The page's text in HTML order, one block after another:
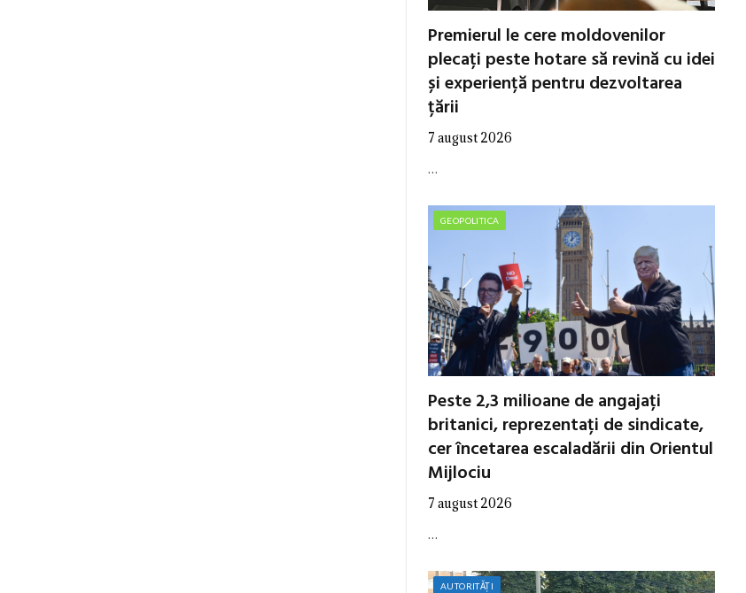
Premierul le cere moldovenilor
plecați peste hotare să revină cu idei
și experiență pentru dezvoltarea
țării
7 august 2026
…
GEOPOLITICA
Peste 2,3 milioane de angajați
britanici, reprezentați de sindicate,
cer încetarea escaladării din Orientul
Mijlociu
7 august 2026
…
AUTORITĂȚI